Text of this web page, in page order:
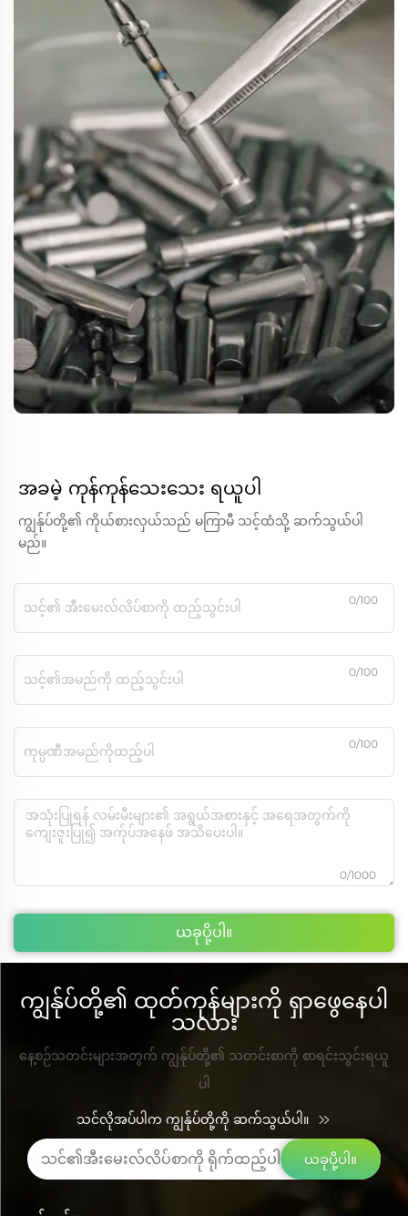
အခမဲ့ ကုန်ကုန်သေးသေး ရယူပါ
ကျွန်ုပ်တို့၏ ကိုယ်စားလှယ်သည် မကြာမီ သင့်ထံသို့ ဆက်သွယ်ပါ
မည်။
0/100
0/100
0/100
0/1000
ယခုပို့ပါ။
ကျွန်ုပ်တို့၏ ထုတ်ကုန်များကို ရှာဖွေနေပါ
သလား
နေ့စဉ်သတင်းများအတွက် ကျွန်ုပ်တို့၏ သတင်းစာကို စာရင်းသွင်းရယူ
ပါ
သင်လိုအပ်ပါက ကျွန်ုပ်တို့ကို ဆက်သွယ်ပါ။
ယခုပို့ပါ။